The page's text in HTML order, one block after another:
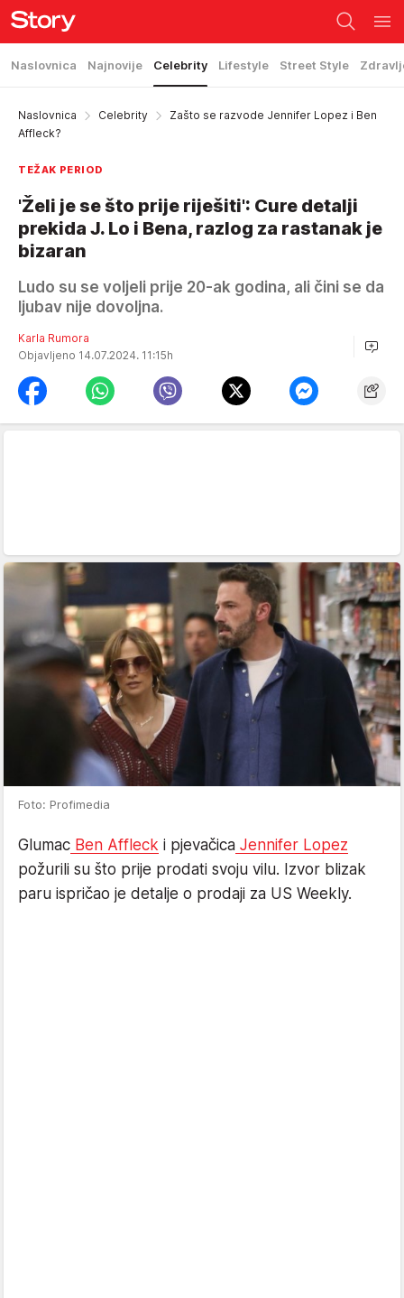
Naslovnica Najnovije Celebrity Lifestyle Street Style
Naslovnica Celebrity
Zašto se razvode Jennifer Lopez i Ben
Affleck?
TEŽAK PERIOD
'Želi je se što prije riješiti': Cure detalji
prekida J. Lo i Bena, razlog za rastanak je
bizaran
Ludo su se voljeli prije 20-ak godina, ali čini se da
ljubav nije dovoljna.
Karla Rumora
Objavljeno 14.07.2024. 11:15h
Foto: Profimedia
Glumac Ben Affleck i pjevačica Jennifer Lopez
požurili su što prije prodati svoju vilu. Izvor blizak
paru ispričao je detalje o prodaji za US Weekly.